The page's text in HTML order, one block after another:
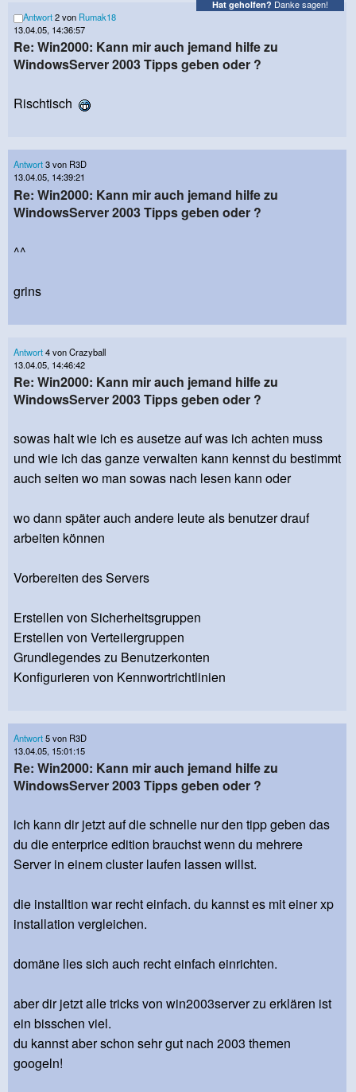
Hat geholfen? Danke sagen!
Antwort2 von Rumak18
13.04.05, 14:36:57
Re: Win2000: Kann mir auch jemand hilfe zu
WindowsServer 2003 Tipps geben oder ?
Rischtisch
Antwort3 von R3D
13.04.05, 14:39:21
Re: Win2000: Kann mir auch jemand hilfe zu
WindowsServer 2003 Tipps geben oder ?
^^
grins
Antwort4 von Crazyball
13.04.05, 14:46:42
Re: Win2000: Kann mir auch jemand hilfe zu
WindowsServer 2003 Tipps geben oder ?
sowas halt wie ich es ausetze auf was ich achten muss
und wie ich das ganze verwalten kann kennst du bestimmt
auch seiten wo man sowas nach lesen kann oder
wo dann später auch andere leute als benutzer drauf
arbeiten können
Vorbereiten des Servers
Erstellen von Sicherheitsgruppen
Erstellen von Verteilergruppen
Grundlegendes zu Benutzerkonten
Konfigurieren von Kennwortrichtlinien
Antwort5 von R3D
13.04.05, 15:01:15
Re: Win2000: Kann mir auch jemand hilfe zu
WindowsServer 2003 Tipps geben oder ?
ich kann dir jetzt auf die schnelle nur den tipp geben das
du die enterprice edition brauchst wenn du mehrere
Server in einem cluster laufen lassen willst.
die installtion war recht einfach. du kannst es mit einer xp
installation vergleichen.
domäne lies sich auch recht einfach einrichten.
aber dir jetzt alle tricks von win2003server zu erklären ist
ein bisschen viel.
du kannst aber schon sehr gut nach 2003 themen
googeln!